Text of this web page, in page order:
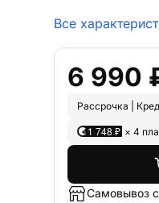
Все
6 990
Рассрочка |
1 748 ₽ × 4
Самовывоз